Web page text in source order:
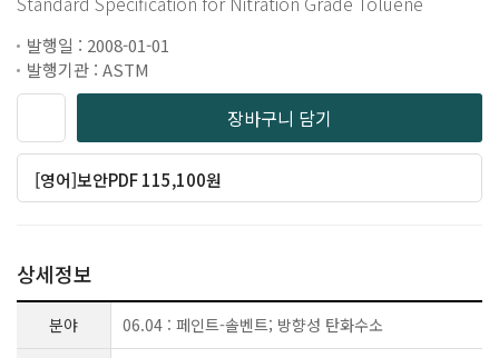
발행일 : 2008-01-01
발행기관 : ASTM
장바구니 담기
[영어]보안PDF 115,100원
상세정보
분야 06.04 : 페인트-솔벤트; 방향성 탄화수소